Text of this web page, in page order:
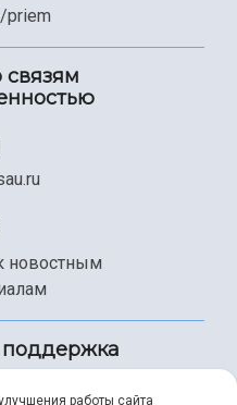
priem
связям
новостным
поддержка
работы сайта